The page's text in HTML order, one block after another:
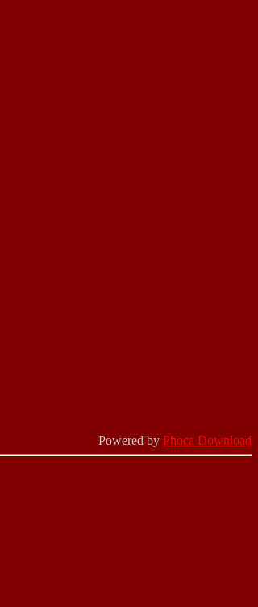
Powered by Phoca Download